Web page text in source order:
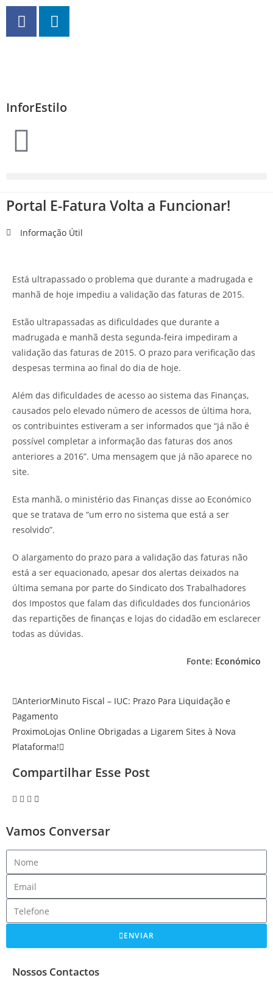
InforEstilo
Portal E-Fatura Volta a Funcionar!
Informação Útil
Está ultrapassado o problema que durante a madrugada e
manhã de hoje impediu a validação das faturas de 2015.
Estão ultrapassadas as dificuldades que durante a
madrugada e manhã desta segunda-feira impediram a
validação das faturas de 2015. O prazo para verificação das
despesas termina ao final do dia de hoje.
Além das dificuldades de acesso ao sistema das Finanças,
causados pelo elevado número de acessos de última hora,
os contribuintes estiveram a ser informados que “já não é
possível completar a informação das faturas dos anos
anteriores a 2016”. Uma mensagem que já não aparece no
site.
Esta manhã, o ministério das Finanças disse ao Económico
que se tratava de “um erro no sistema que está a ser
resolvido”.
O alargamento do prazo para a validação das faturas não
está a ser equacionado, apesar dos alertas deixados na
última semana por parte do Sindicato dos Trabalhadores
dos Impostos que falam das dificuldades dos funcionários
das repartições de finanças e lojas do cidadão em esclarecer
todas as dúvidas.
Fonte: Económico
AnteriorMinuto Fiscal – IUC: Prazo Para Liquidação e
Pagamento
ProximoLojas Online Obrigadas a Ligarem Sites à Nova
Plataforma!
Compartilhar Esse Post
Vamos Conversar
ENVIAR
Nossos Contactos